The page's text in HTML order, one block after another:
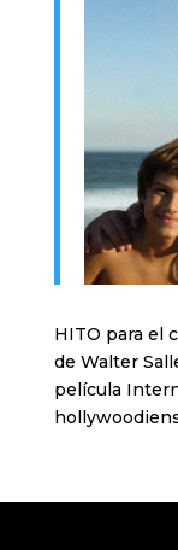
HITO para el
de Walter
película